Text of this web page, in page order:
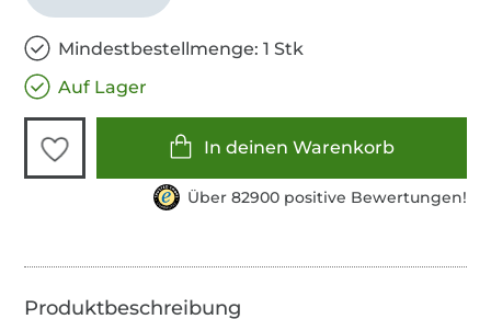
Mindestbestellmenge: 1 Stk
Auf Lager
In deinen Warenkorb
Über 82900 positive Bewertungen!